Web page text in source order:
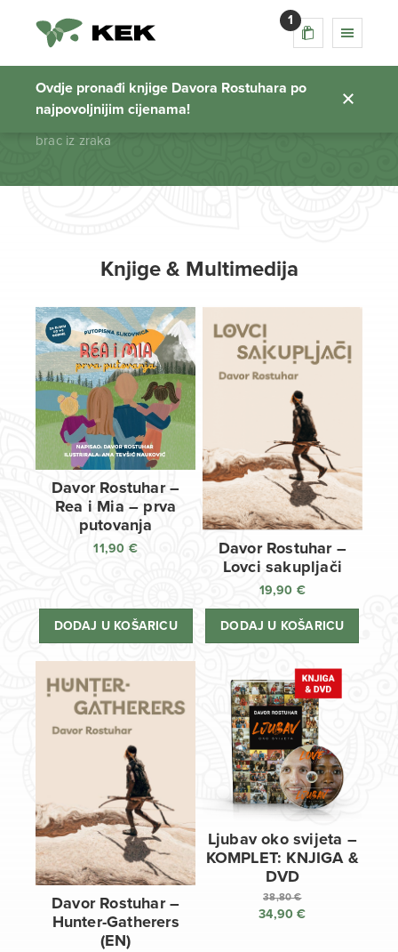
1
Ovdje pronađi knjige Davora Rostuhara po
najpovoljnijim cijenama!
brac iz zraka
Početna stranica
brac iz zraka
Knjige & Multimedija
Davor Rostuhar –
Rea i Mia – prva
putovanja
11,90 €
DODAJ U KOŠARICU
Davor Rostuhar –
Lovci sakupljači
19,90 €
DODAJ U KOŠARICU
Davor Rostuhar –
Hunter-Gatherers
(EN)
Ljubav oko svijeta –
KOMPLET: KNJIGA &
DVD
38,80€
Izvorna
34,90€